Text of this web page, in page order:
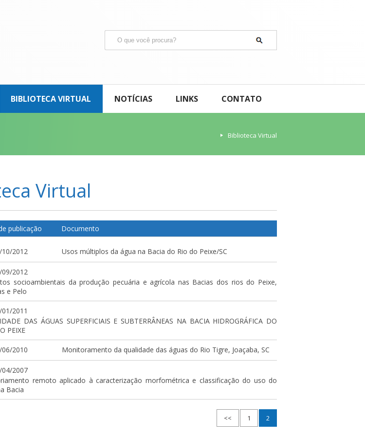
BIBLIOTECA VIRTUAL NOTÍCIAS LINKS CONTATO
Biblioteca Virtual
Virtual
publicação Documento
10/2012 Usos múltiplos da água na Bacia do Rio do Peixe/SC
09/2012
socioambientais da produção pecuária e agrícola nas Bacias dos rios do Peixe,
e Pelo
2011
DAS ÁGUAS SUPERFICIAIS E SUBTERRÂNEAS NA BACIA HIDROGRÁFICA DO
PEIXE
06/2010 Monitoramento da qualidade das águas do Rio Tigre, Joaçaba, SC
04/2007
remoto aplicado à caracterização morfométrica e classificação do uso do
Bacia
<< 1 2